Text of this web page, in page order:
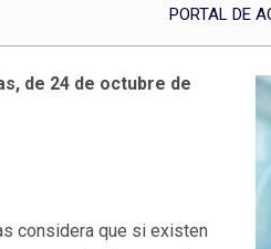
PORTAL DE
de 24 de octubre de
considera que si existen